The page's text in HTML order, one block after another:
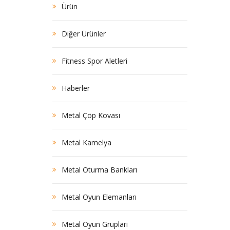
Ürün
Diğer Ürünler
Fitness Spor Aletleri
Haberler
Metal Çöp Kovası
Metal Kamelya
Metal Oturma Bankları
Metal Oyun Elemanları
Metal Oyun Grupları